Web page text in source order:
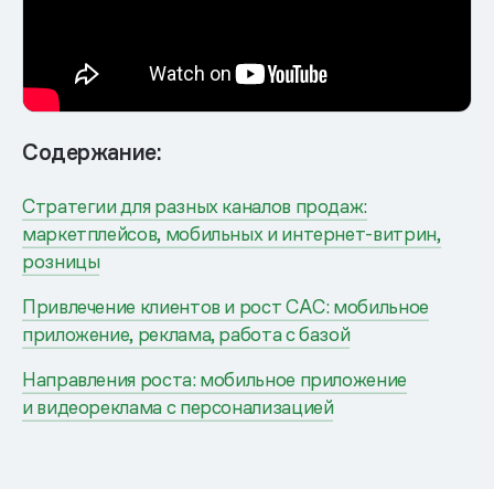
Содержание:
Стратегии для разных каналов продаж:
маркетплейсов, мобильных и интернет-витрин,
розницы
Привлечение клиентов и рост САС: мобильное
приложение, реклама, работа с базой
Направления роста: мобильное приложение
и видеореклама с персонализацией